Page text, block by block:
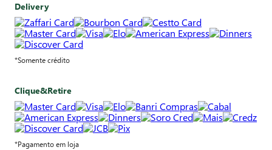
Delivery
*Somente crédito
Clique&Retire
*Pagamento em loja